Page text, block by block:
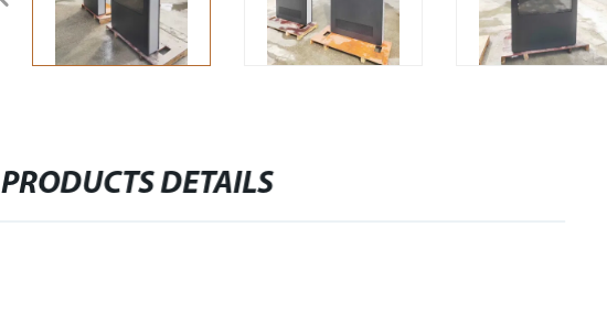
PRODUCTS DETAILS